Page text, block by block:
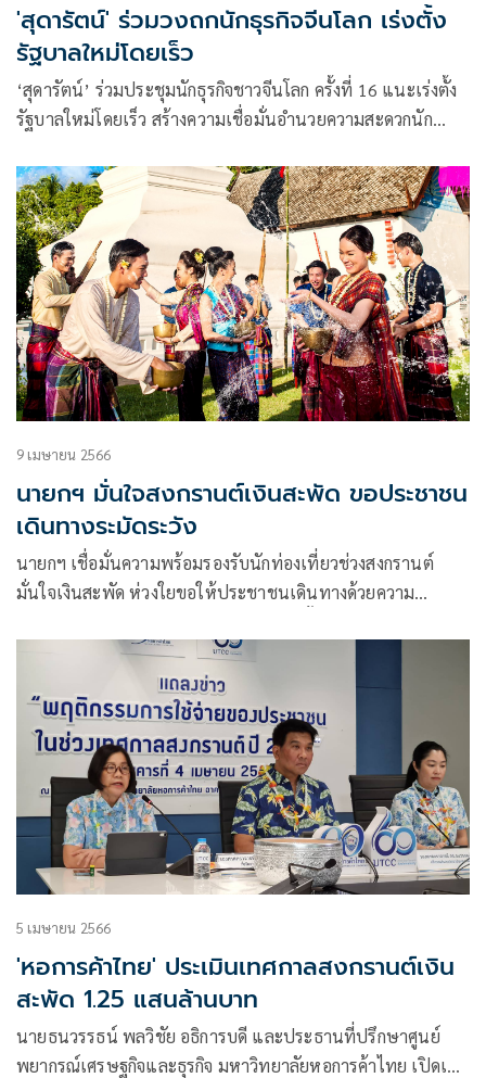
'สุดารัตน์' ร่วมวงถกนักธุรกิจจีนโลก เร่งตั้ง
รัฐบาลใหม่โดยเร็ว
‘สุดารัตน์’ ร่วมประชุมนักธุรกิจชาวจีนโลก ครั้งที่ 16 แนะเร่งตั้ง
รัฐบาลใหม่โดยเร็ว สร้างความเชื่อมั่นอำนวยความสะดวกนัก
9 เมษายน 2566
นายกฯ มั่นใจสงกรานต์เงินสะพัด ขอประชาชน
เดินทางระมัดระวัง
นายกฯ เชื่อมั่นความพร้อมรองรับนักท่องเที่ยวช่วงสงกรานต์
มั่นใจเงินสะพัด ห่วงใยขอให้ประชาชนเดินทางด้วยความ
5 เมษายน 2566
'หอการค้าไทย' ประเมินเทศกาลสงกรานต์เงิน
สะพัด 1.25 แสนล้านบาท
นายธนวรรธน์ พลวิชัย อธิการบดี และประธานที่ปรึกษาศูนย์
พยากรณ์เศรษฐกิจและธุรกิจ มหาวิทยาลัยหอการค้าไทย เปิดเผย